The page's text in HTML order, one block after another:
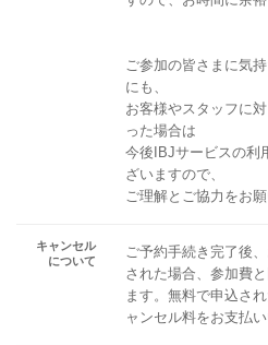
ご参加の皆さまに気
にも、
お客様やスタッフに
った場合は
今後IBJサービスの利
ざいますので、
ご理解とご協力をお願
キャンセル
について
ご予約手続き完了後
された場合、参加費
ます。無料で申込さ
ャンセル料をお支払い